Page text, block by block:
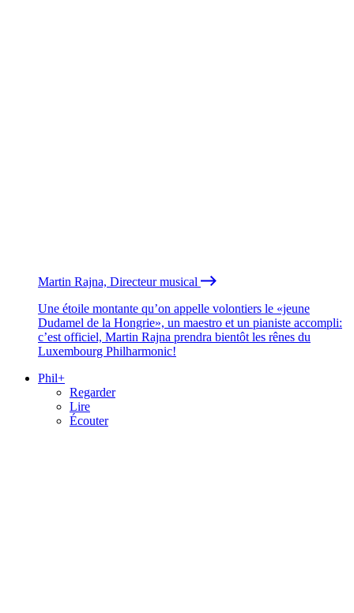
Martin Rajna, Directeur musical
Une étoile montante qu’on appelle volontiers le «jeune
Dudamel de la Hongrie», un maestro et un pianiste accompli:
c’est officiel, Martin Rajna prendra bientôt les rênes du
Luxembourg Philharmonic!
Phil+
Regarder
Lire
Écouter